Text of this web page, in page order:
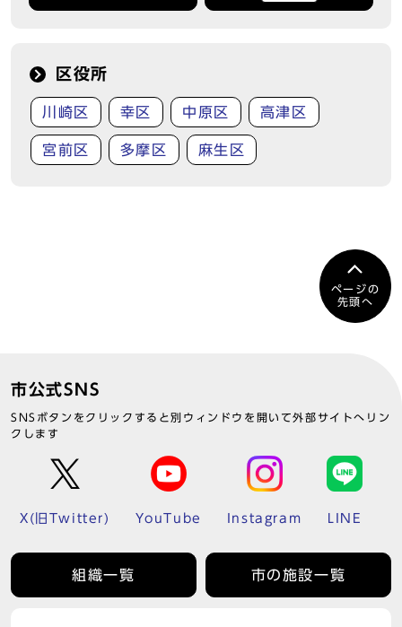
区役所
川崎区 幸区 中原区 高津区
宮前区 多摩区 麻生区
ページの
先頭へ
市公式SNS
SNSボタンをクリックすると別ウィンドウを開いて外部サイトへリン
クします
X(旧Twitter) YouTube Instagram LINE
組織一覧 市の施設一覧